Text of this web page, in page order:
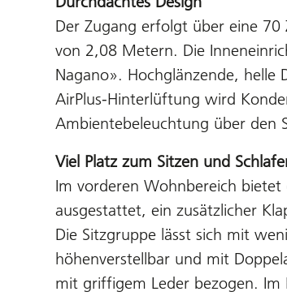
Der Zugang erfolgt über eine
von 2,08 Metern. Die
Nagano». Hochglänzende,
AirPlus-Hinterlüftung wird
Ambientebeleuchtung über den
Viel Platz zum Sitzen und
Im vorderen Wohnbereich bietet
ausgestattet, ein zusätzlicher
Die Sitzgruppe lässt sich mit
höhenverstellbar und mit
mit griffigem Leder bezogen.